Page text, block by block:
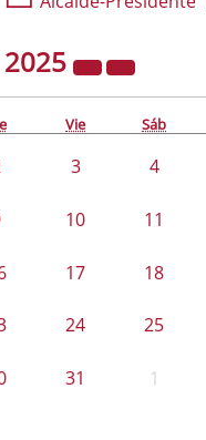
2025
Vie Sáb
3 4
10 11
17 18
24 25
31 1